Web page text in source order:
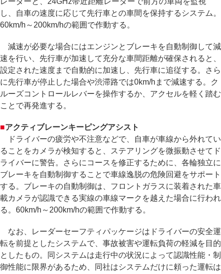
し、自車の速度に応じて先行車との車間を保持するシステム。
60km/h～200km/hの範囲で作動する。
減速が必要な場合にはエンジンとブレーキを自動制御して減
速を行い、先行車が加速して充分な車間距離が確保されると、
設定された速度まで自動的に加速し、先行車に追従する。さら
に先行車が停止した場合や渋滞路では0km/hまで減速する。ク
ルーズコントロールレバーを操作するか、アクセルを軽く踏む
ことで再発進する。
■アクティブレーンキーピングアシスト
ドライバーの疲労や不注意などで、自車が車線から外れてい
ることをカメラが検知すると、ステアリングを微振動させてド
ライバーに警告。さらにコースを修正するために、各輪独立に
ブレーキを自動制御することで車線逸脱の危険回避をサポート
する。ブレーキの自動制御は、フロントガラスに装着された車
載カメラが認識できる実線の車線マークを越えた場合に行われ
る。60km/h～200km/hの範囲で作動する。
なお、レーダーセーフティパッケージはドライバーの安全運
転を前提としたシステムで、事故被害や運転負荷の軽減を目的
としたもの。同システムは走行中の状況によって認識性能・制
御性能に限界があるため、同社はシステムだけに頼った運転は